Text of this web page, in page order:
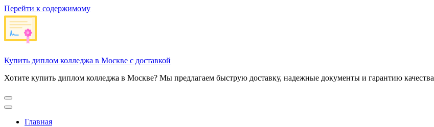
Перейти к содержимому
Купить диплом колледжа в Москве с доставкой
Хотите купить диплом колледжа в Москве? Мы предлагаем быструю доставку, надежные документы и гарантию качества
Главная